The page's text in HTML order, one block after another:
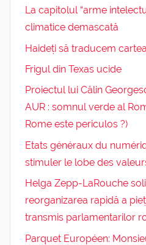
La capitolul “arme
climatice demascată
Haideți să traducem
Frigul din Texas ucide
Proiectul lui Călin
AUR : somnul verde al
Rome este periculos ?)
Etats généraux du
stimuler le lobe des
Helga Zepp-LaRouche
reorganizarea rapidă a
transmis parlamentarilor
Parquet Européen: